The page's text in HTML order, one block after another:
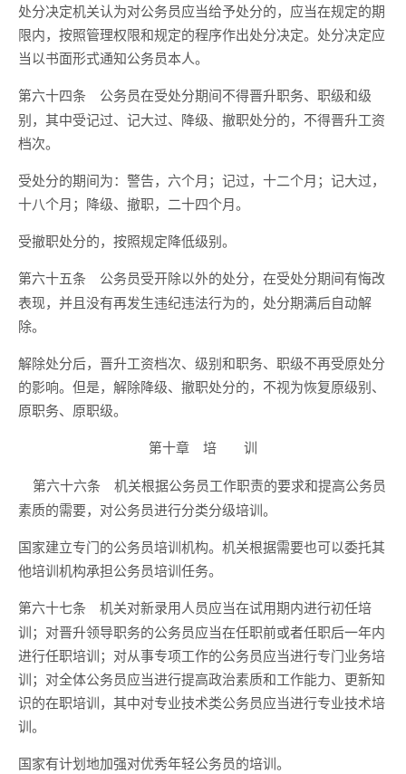
处分决定机关认为对公务员应当给予处分的，应当在规定的期
限内，按照管理权限和规定的程序作出处分决定。处分决定应
当以书面形式通知公务员本人。
第六十四条
公务员在受处分期间不得晋升职务、职级和级
别，其中受记过、记大过、降级、撤职处分的，不得晋升工资
档次。
受处分的期间为：警告，六个月；记过，十二个月；记大过，
十八个月；降级、撤职，二十四个月。
受撤职处分的，按照规定降低级别。
第六十五条
公务员受开除以外的处分，在受处分期间有悔改
表现，并且没有再发生违纪违法行为的，处分期满后自动解
除。
解除处分后，晋升工资档次、级别和职务、职级不再受原处分
的影响。但是，解除降级、撤职处分的，不视为恢复原级别、
原职务、原职级。
第十章 培 训
第六十六条
机关根据公务员工作职责的要求和提高公务员
素质的需要，对公务员进行分类分级培训。
国家建立专门的公务员培训机构。机关根据需要也可以委托其
他培训机构承担公务员培训任务。
第六十七条
机关对新录用人员应当在试用期内进行初任培
训；对晋升领导职务的公务员应当在任职前或者任职后一年内
进行任职培训；对从事专项工作的公务员应当进行专门业务培
训；对全体公务员应当进行提高政治素质和工作能力、更新知
识的在职培训，其中对专业技术类公务员应当进行专业技术培
训。
国家有计划地加强对优秀年轻公务员的培训。